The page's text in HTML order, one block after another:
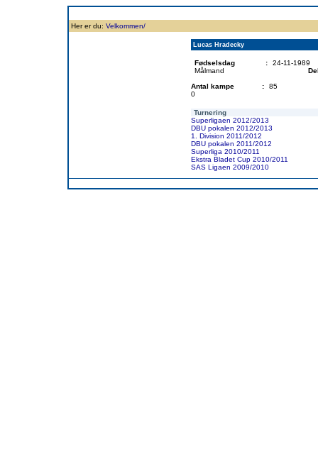
Her er du: Velkommen/
Lucas Hradecky
Fødselsdag :
24-11-1989
Målmand
Antal kampe
:
85
0
Turnering
Superligaen 2012/2013
DBU pokalen 2012/2013
1. Division 2011/2012
DBU pokalen 2011/2012
Superliga 2010/2011
Ekstra Bladet Cup 2010/2011
SAS Ligaen 2009/2010